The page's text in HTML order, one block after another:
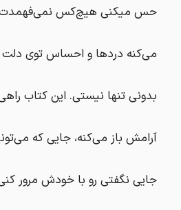
حس میکنی هیچ‌کس
می‌کنه دردها و احساس توی دلت
بدونی تنها نیستی. این کتاب
آرامش باز می‌کنه، جایی که
جایی نگفتی رو با خودش مرور